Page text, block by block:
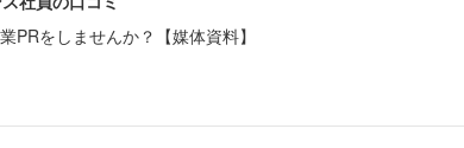
。相手は逃げ場もなく目をつぶって私と視線が合
PRをしませんか？【媒体資料】